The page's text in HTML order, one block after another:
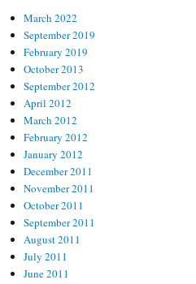
March 2022
September 2019
February 2019
October 2013
September 2012
April 2012
March 2012
February 2012
January 2012
December 2011
November 2011
October 2011
September 2011
August 2011
July 2011
June 2011